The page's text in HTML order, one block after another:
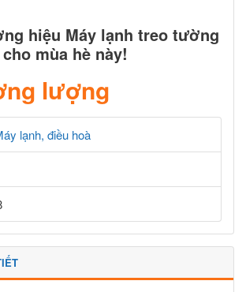
hiệu Máy lạnh treo tường
mùa hè này!
lượng
lạnh, điều hoà